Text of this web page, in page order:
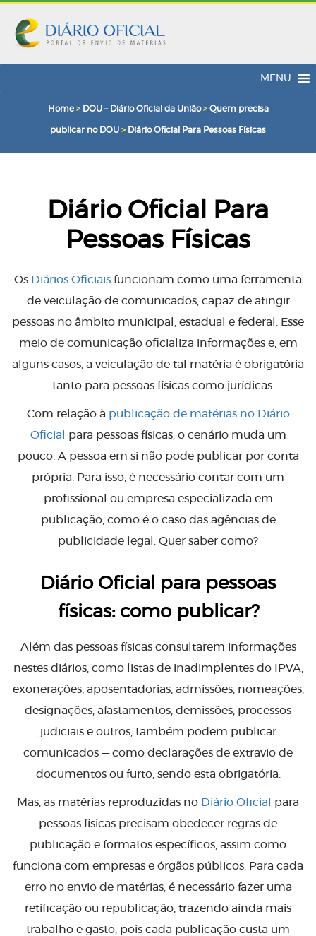
MENU
Home> DOU – Diário Oficial da União> Quem precisa
publicar no DOU > Diário Oficial Para Pessoas Físicas
Diário Oficial Para
Pessoas Físicas
Os Diários Oficiais funcionam como uma ferramenta
de veiculação de comunicados, capaz de atingir
pessoas no âmbito municipal, estadual e federal. Esse
meio de comunicação oficializa informações e, em
alguns casos, a veiculação de tal matéria é obrigatória
— tanto para pessoas físicas como jurídicas.
Com relação à publicação de matérias no Diário
Oficial
para pessoas físicas, o cenário muda um
pouco. A pessoa em si não pode publicar por conta
própria. Para isso, é necessário contar com um
profissional ou empresa especializada em
publicação, como é o caso das agências de
publicidade legal. Quer saber como?
Diário Oficial para pessoas
físicas: como publicar?
Além das pessoas físicas consultarem informações
nestes diários, como listas de inadimplentes do IPVA,
exonerações, aposentadorias, admissões, nomeações,
designações, afastamentos, demissões, processos
judiciais e outros, também podem publicar
comunicados — como declarações de extravio de
documentos ou furto, sendo esta obrigatória.
Mas, as matérias reproduzidas no Diário Oficial
para
pessoas físicas precisam obedecer regras de
publicação e formatos específicos, assim como
funciona com empresas e órgãos públicos. Para cada
erro no envio de matérias, é necessário fazer uma
retificação ou republicação, trazendo ainda mais
trabalho e gasto, pois cada publicação custa um